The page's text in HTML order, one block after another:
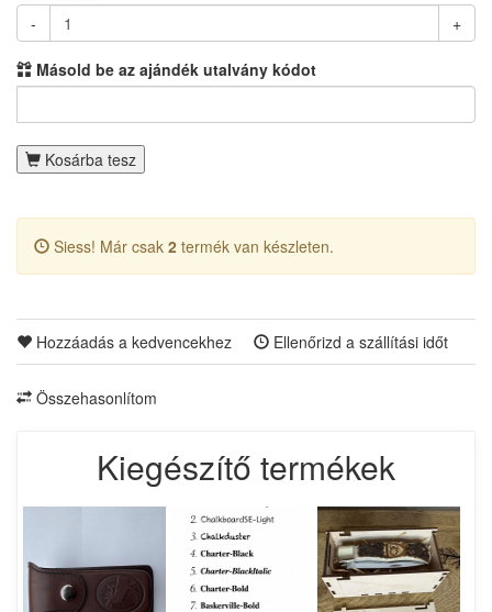
-
+
Másold be az ajándék utalvány kódot
Kosárba tesz
Siess! Már csak 2 termék van készleten.
Hozzáadás a kedvencekhez Ellenőrizd a szállítási időt
Összehasonlítom
Kiegészítő termékek